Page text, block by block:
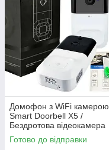
Домофон з WiFi камерою
Smart Doorbell X5 /
Бездротова відеокамера
дверного замка
Готово до відправки